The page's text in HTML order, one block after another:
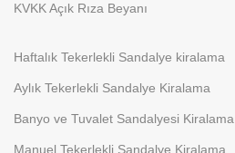
KVKK Açık Rıza Beyanı
Haftalık Tekerlekli Sandalye kiralama
Aylık Tekerlekli Sandalye Kiralama
Banyo ve Tuvalet Sandalyesi Kiralama
Manuel Tekerlekli Sandalye Kiralama